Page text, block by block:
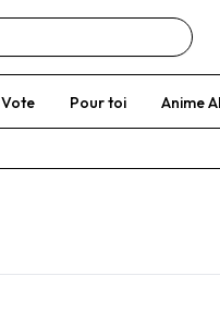
Vote Pour toi Anime